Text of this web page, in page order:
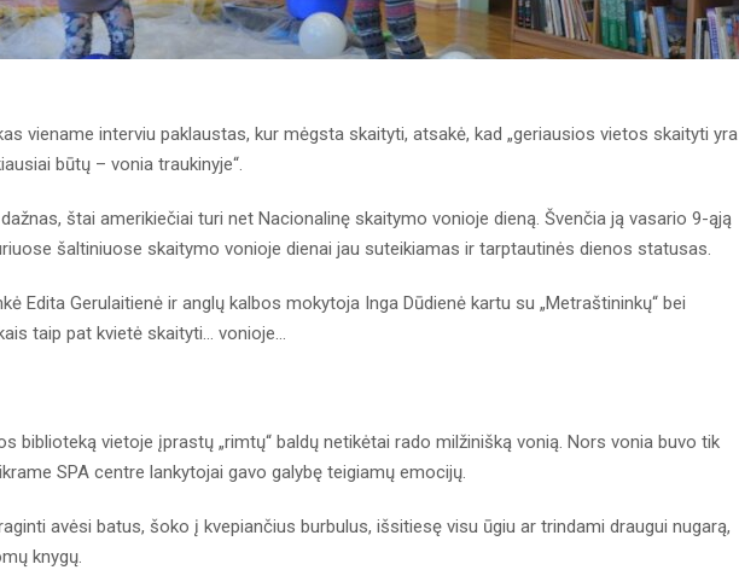
viename interviu paklaustas, kur mėgsta skaityti, atsakė, kad „geriausios vietos skaityti yra
būtų – vonia traukinyje“.
štai amerikiečiai turi net Nacionalinę skaitymo vonioje dieną. Švenčia ją vasario 9-ąją
šaltiniuose skaitymo vonioje dienai jau suteikiamas ir tarptautinės dienos statusas.
Edita Gerulaitienė ir anglų kalbos mokytoja Inga Dūdienė kartu su „Metraštininkų“ bei
taip pat kvietė skaityti… vonioje…
biblioteką vietoje įprastų „rimtų“ baldų netikėtai rado milžinišką vonią. Nors vonia buvo tik
SPA centre lankytojai gavo galybę teigiamų emocijų.
avėsi batus, šoko į kvepiančius burbulus, išsitiesę visu ūgiu ar trindami draugui nugarą,
knygų.